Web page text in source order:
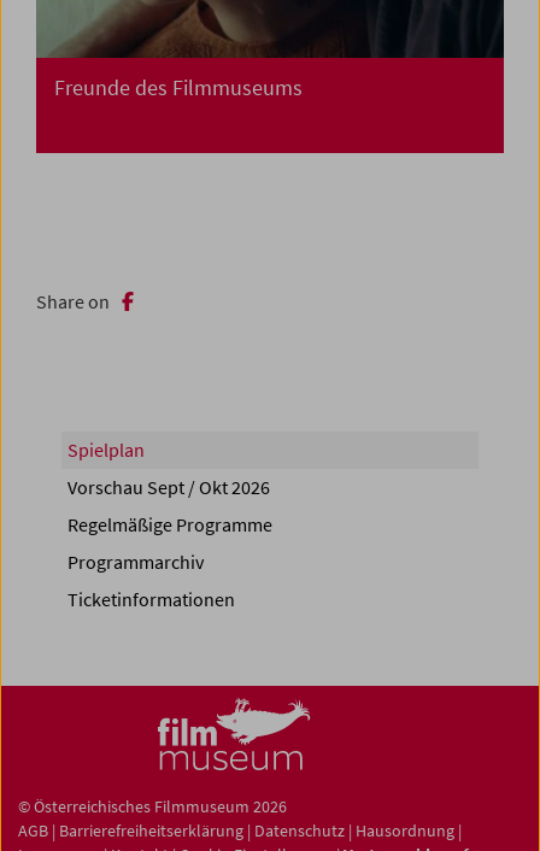
Freunde des Filmmuseums
Share on
Spielplan
Vorschau Sept / Okt 2026
Regelmäßige Programme
Programmarchiv
Ticketinformationen
© Österreichisches Filmmuseum 2026
AGB | Barrierefreiheitserklärung | Datenschutz | Hausordnung |